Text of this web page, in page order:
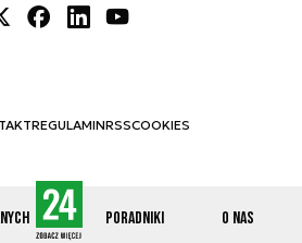
Poradniki O nas
REGULAMINRSSCOOKIES
CYBERDEFENCE24